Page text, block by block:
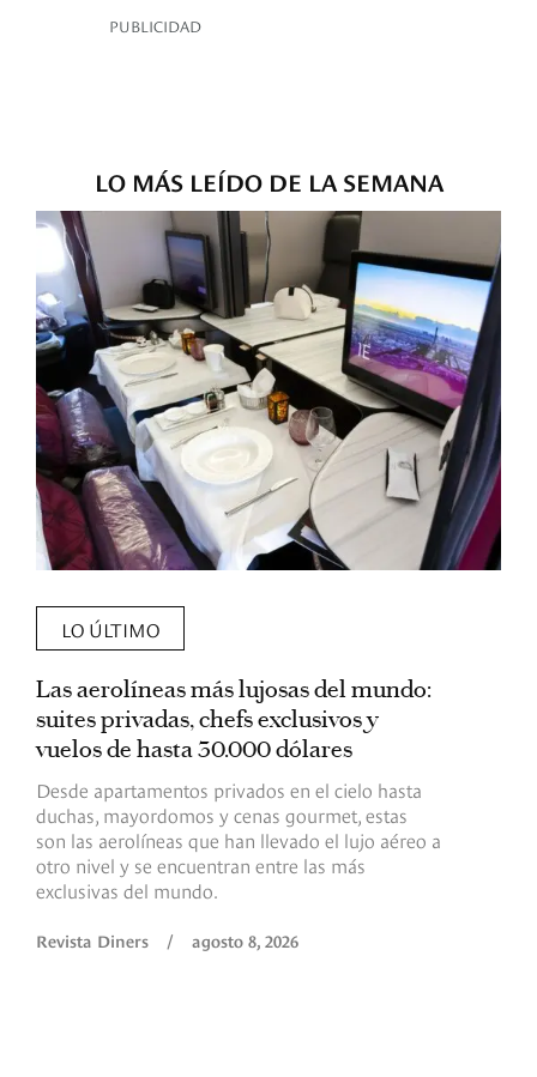
PUBLICIDAD
LO MÁS LEÍDO DE LA SEMANA
LO ÚLTIMO
Las aerolíneas más lujosas del mundo:
suites privadas, chefs exclusivos y
vuelos de hasta 30.000 dólares
Desde apartamentos privados en el cielo hasta
duchas, mayordomos y cenas gourmet, estas
son las aerolíneas que han llevado el lujo aéreo a
otro nivel y se encuentran entre las más
exclusivas del mundo.
Revista Diners / agosto 8, 2026